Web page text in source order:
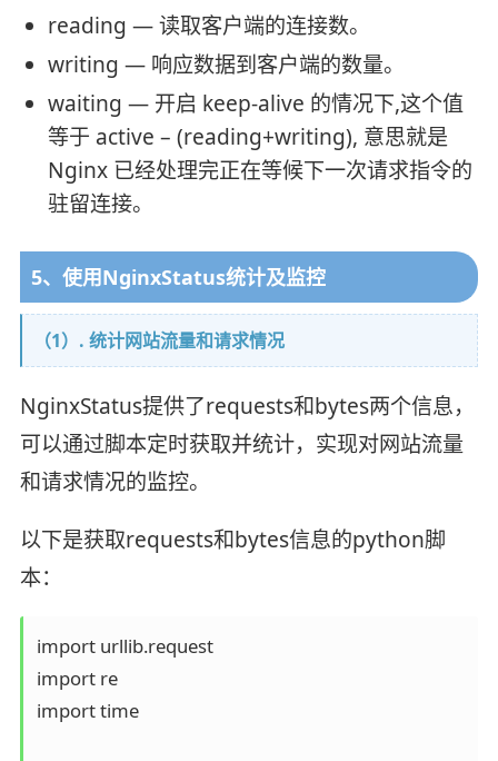
reading — 读取客户端的连接数。
writing — 响应数据到客户端的数量。
waiting — 开启 keep-alive 的情况下,这个值
等于 active – (reading+writing), 意思就是
Nginx 已经处理完正在等候下一次请求指令的
驻留连接。
5、使用NginxStatus统计及监控
（1）. 统计网站流量和请求情况
NginxStatus提供了requests和bytes两个信息，
可以通过脚本定时获取并统计，实现对网站流量
和请求情况的监控。
以下是获取requests和bytes信息的python脚
本：
import urllib.request
import re
import time